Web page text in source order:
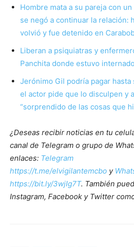
Hombre mata a su pareja con
se negó a continuar la relación:
volvió y fue detenido en
Liberan a psiquiatras y
Panchita donde estuvo
Jerónimo Gil podría pagar
el actor pide que lo disculpen y
“sorprendido de las cosas que
¿Deseas recibir noticias en tu
canal de Telegram o grupo de
enlaces: Telegram
https://t.me/elvigilantemcbo y
https://bit.ly/3wjIg7T. También
Instagram, Facebook y Twitter